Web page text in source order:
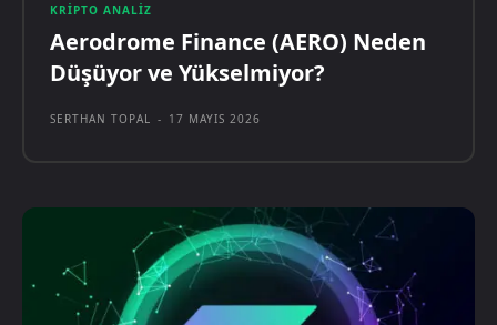
KRIPTO ANALIZ
Aerodrome Finance (AERO) Neden
Düşüyor ve Yükselmiyor?
SERTHAN TOPAL - 17 MAYIS 2026